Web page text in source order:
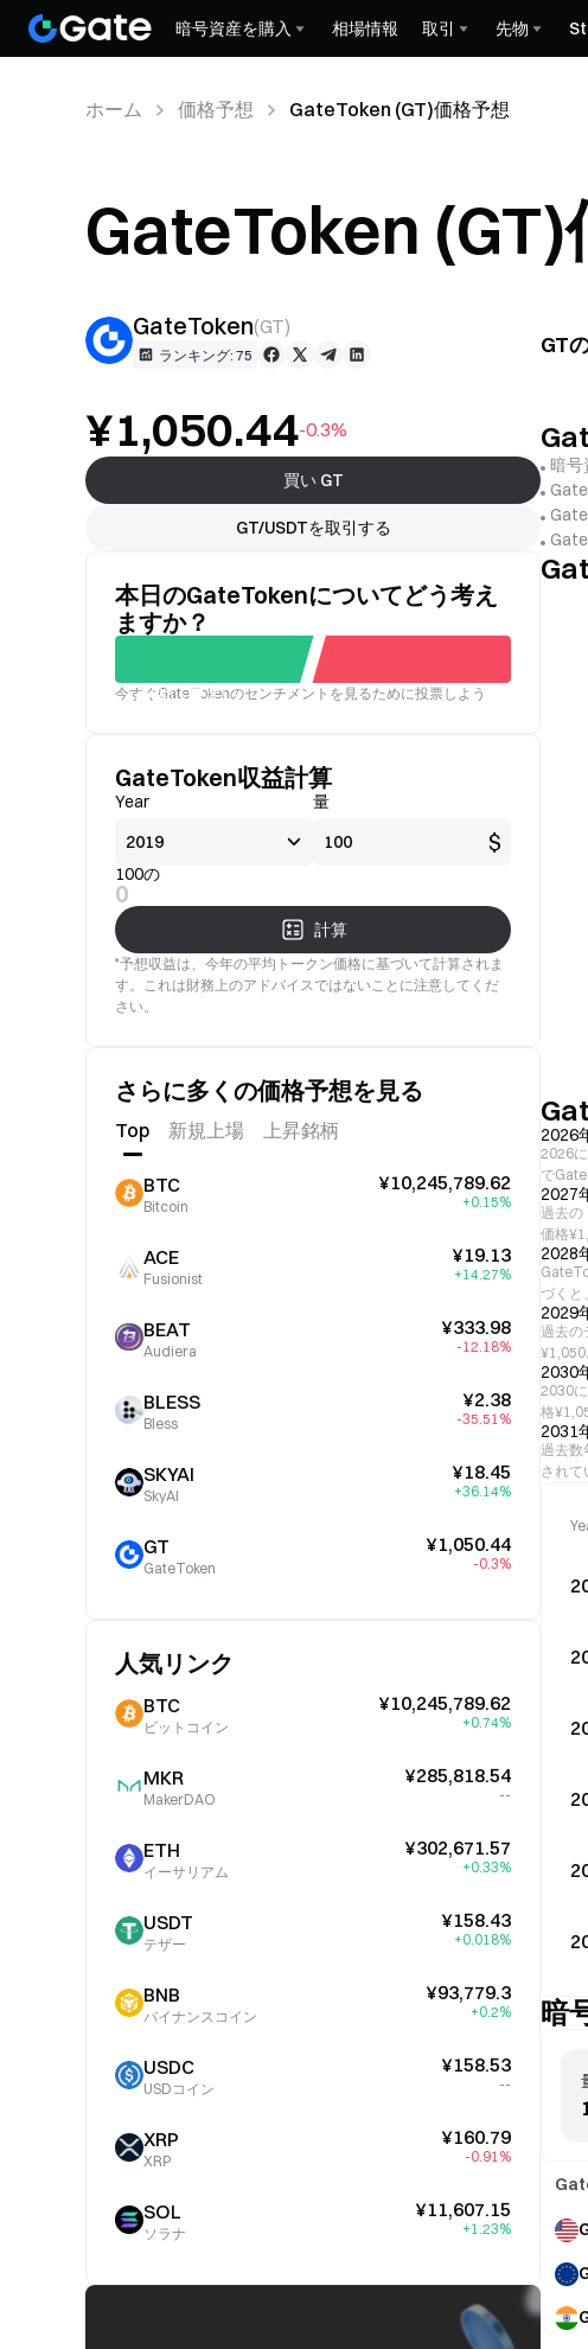
暗号資産を購入 相場情報 取引 先物
ホーム 価格予想 GateToken (GT)価格予想
GateToken
GateToken(GT)
ランキング: 75 GT
¥1,050.44-0.3%
買い GT
GT/USDTを取引する
本日のGateTokenについてどう考え
ますか？
良い 悪い
今すぐGateTokenのセンチメントを見るために投票しよう
GateToken収益計算
Year 量
$
100の
0
計算
*予想収益は、今年の平均トークン価格に基づいて計算されま
す。これは財務上のアドバイスではないことに注意してくだ
さい。
さらに多くの価格予想を見る
Top 新規上場 上昇銘柄
BTC
Bitcoin
¥10,245,789.62
+0.15%
ACE
Fusionist
¥19.13
+14.27%
BEAT
Audiera
¥333.98
-12.18%
BLESS
Bless
¥2.38
-35.51%
SKYAI
SkyAI
¥18.45
+36.14%
GT
GateToken
¥1,050.44
-0.3%
人気リンク
BTC
ビットコイン
¥10,245,789.62
+0.74%
MKR
MakerDAO
¥285,818.54
--
ETH
イーサリアム
¥302,671.57
+0.33%
USDT
テザー
¥158.43
+0.018%
BNB
バイナンスコイン
¥93,779.3
+0.2%
USDC
USDコイン
¥158.53
--
XRP
XRP
¥160.79
-0.91%
SOL
ソラナ
¥11,607.15
+1.23%
暗号
2026
2026
で
2027
過去
価格
2028
づくと
2029
過去
2030
2030
格
2031
過去
されて
暗